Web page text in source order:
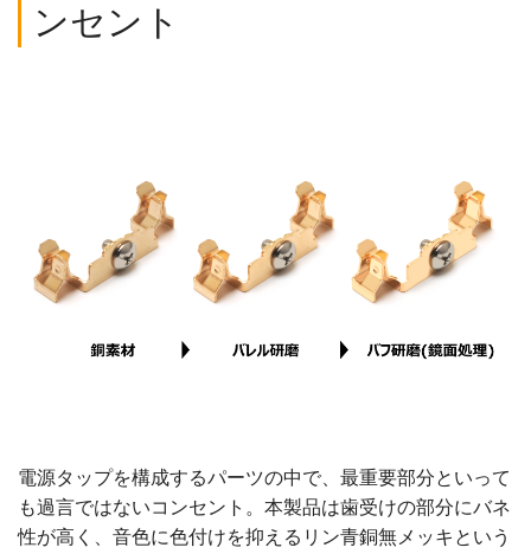
ンセント
電源タップを構成するパーツの中で、最重要部分といって
も過言ではないコンセント。本製品は歯受けの部分にバネ
性が高く、音色に色付けを抑えるリン青銅無メッキという